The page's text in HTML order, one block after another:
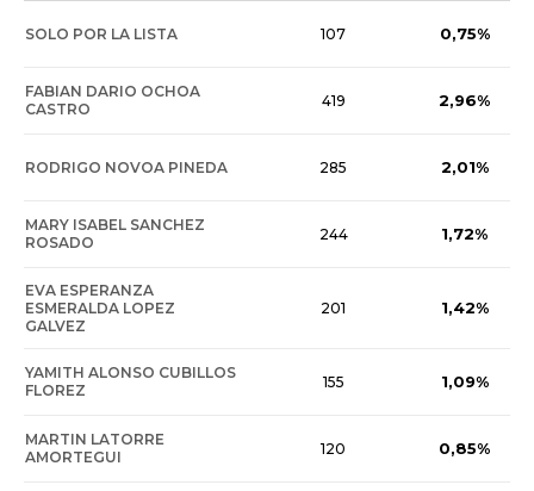
SOLO POR LA LISTA 107 0,75%
FABIAN DARIO OCHOA
CASTRO
419 2,96%
RODRIGO NOVOA PINEDA 285 2,01%
MARY ISABEL SANCHEZ
ROSADO
244 1,72%
EVA ESPERANZA
ESMERALDA LOPEZ
GALVEZ
201 1,42%
YAMITH ALONSO CUBILLOS
FLOREZ
155 1,09%
MARTIN LATORRE
AMORTEGUI
120 0,85%